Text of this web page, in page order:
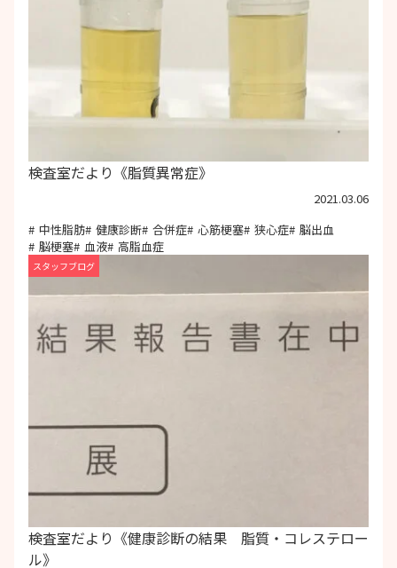
検査室だより《脂質異常症》
2021.03.06
中性脂肪
健康診断 合併症 心筋梗塞 狭心症
脳出血
脳梗塞
血液 高脂血症
スタッフブログ
検査室だより《健康診断の結果 脂質・コレステロー
ル》